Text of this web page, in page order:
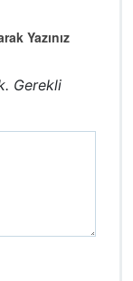
Yazınız
Gerekli